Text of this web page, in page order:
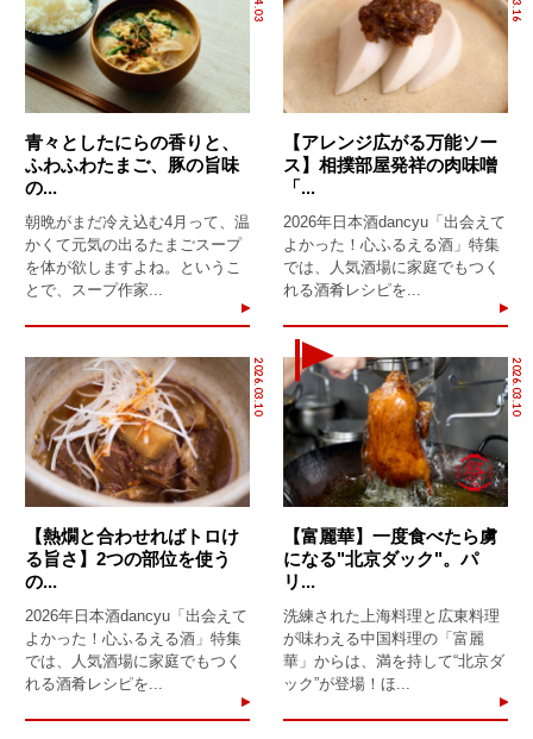
青々としたにらの香りと、
ふわふわたまご、豚の旨味
の...
朝晩がまだ冷え込む4月って、温
かくて元気の出るたまごスープ
を体が欲しますよね。というこ
とで、スープ作家...
【アレンジ広がる万能ソー
ス】相撲部屋発祥の肉味噌
「...
2026年日本酒dancyu「出会えて
よかった！心ふるえる酒」特集
では、人気酒場に家庭でもつく
れる酒肴レシピを...
2026.03.10
【熱燗と合わせればトロけ
る旨さ】2つの部位を使う
の...
2026年日本酒dancyu「出会えて
よかった！心ふるえる酒」特集
では、人気酒場に家庭でもつく
れる酒肴レシピを...
2026.03.10
【富麗華】一度食べたら虜
になる"北京ダック"。パ
リ...
洗練された上海料理と広東料理
が味わえる中国料理の「富麗
華」からは、満を持して“北京ダ
ック”が登場！ほ...